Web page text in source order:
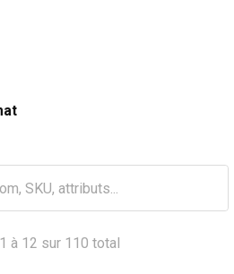
à 12 sur 110 total